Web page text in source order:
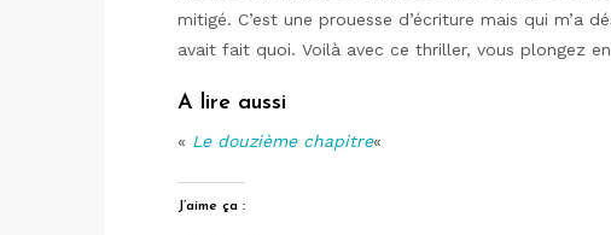
mitigé. C’est une prouesse d’écriture mais qui m’a
avait fait quoi. Voilà avec ce thriller, vous plongez
A lire aussi
« Le douzième chapitre«
J’aime ça :